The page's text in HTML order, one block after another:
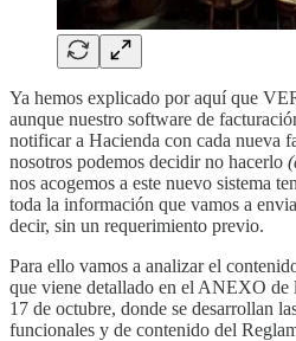
Ya hemos explicado por aquí que
aunque nuestro software de
notificar a Hacienda con cada nueva
nosotros podemos decidir no hacerlo
nos acogemos a este nuevo sistema
toda la información que vamos a
decir, sin un requerimiento previo.
Para ello vamos a analizar el
que viene detallado en el ANEXO de
17 de octubre, donde se desarrollan
funcionales y de contenido del